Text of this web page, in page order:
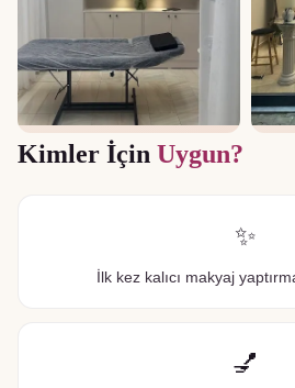
Kimler İçin Uygun?
✨
İlk kez kalıcı makyaj
💅